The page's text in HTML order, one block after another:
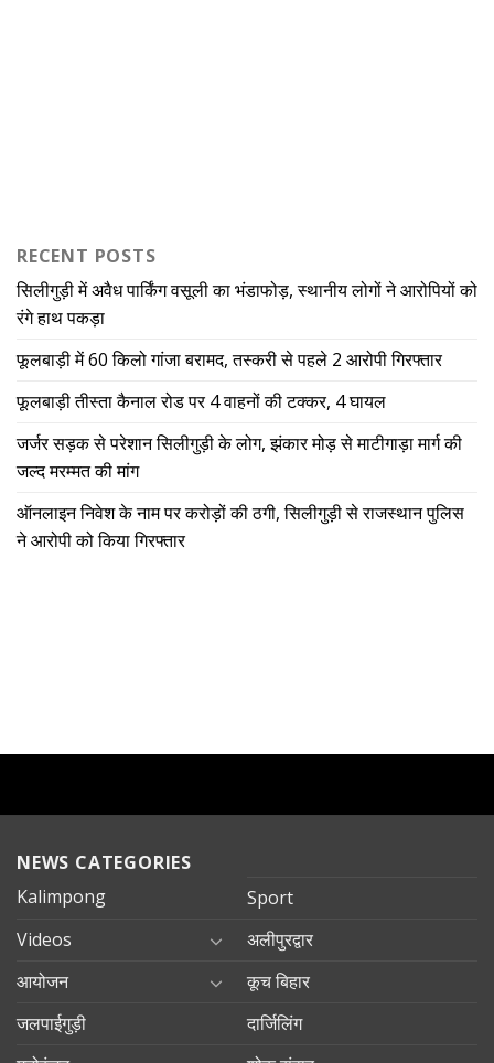
RECENT POSTS
सिलीगुड़ी में अवैध पार्किंग वसूली का भंडाफोड़, स्थानीय लोगों ने आरोपियों को
रंगे हाथ पकड़ा
फूलबाड़ी में 60 किलो गांजा बरामद, तस्करी से पहले 2 आरोपी गिरफ्तार
फूलबाड़ी तीस्ता कैनाल रोड पर 4 वाहनों की टक्कर, 4 घायल
जर्जर सड़क से परेशान सिलीगुड़ी के लोग, झंकार मोड़ से माटीगाड़ा मार्ग की
जल्द मरम्मत की मांग
ऑनलाइन निवेश के नाम पर करोड़ों की ठगी, सिलीगुड़ी से राजस्थान पुलिस
ने आरोपी को किया गिरफ्तार
NEWS CATEGORIES
Kalimpong
Sport
Videos
अलीपुरद्वार
आयोजन
कूच बिहार
जलपाईगुड़ी
दार्जिलिंग